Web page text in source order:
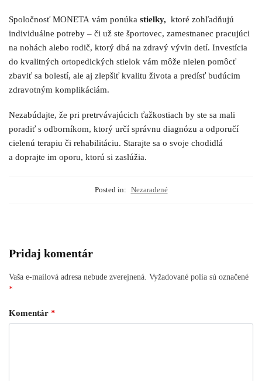
Spoločnosť MONETA vám ponúka stielky, ktoré zohľadňujú
individuálne potreby – či už ste športovec, zamestnanec pracujúci
na nohách alebo rodič, ktorý dbá na zdravý vývin detí. Investícia
do kvalitných ortopedických stielok vám môže nielen pomôcť
zbaviť sa bolestí, ale aj zlepšiť kvalitu života a predísť budúcim
zdravotným komplikáciám.
Nezabúdajte, že pri pretrvávajúcich ťažkostiach by ste sa mali
poradiť s odborníkom, ktorý určí správnu diagnózu a odporučí
cielenú terapiu či rehabilitáciu. Starajte sa o svoje chodidlá
a doprajte im oporu, ktorú si zaslúžia.
Posted in: Nezaradené
Pridaj komentár
Vaša e-mailová adresa nebude zverejnená. Vyžadované polia sú označené
*
Komentár *